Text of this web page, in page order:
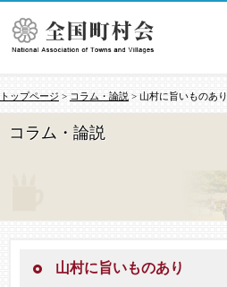
トップページ > コラム・論説 > 山村に旨いものあり
コラム・論説
山村に旨いものあり